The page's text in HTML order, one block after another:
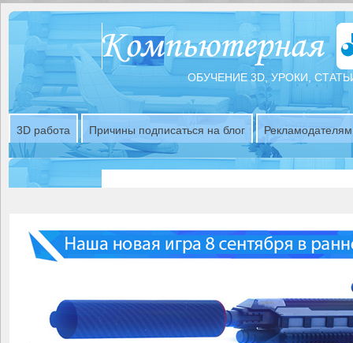
ОБУЧЕНИЕ 3D, УРОКИ,
3D работа Причины подписаться на блог Рекламодателям